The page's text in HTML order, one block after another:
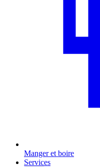
Manger et boire
Services